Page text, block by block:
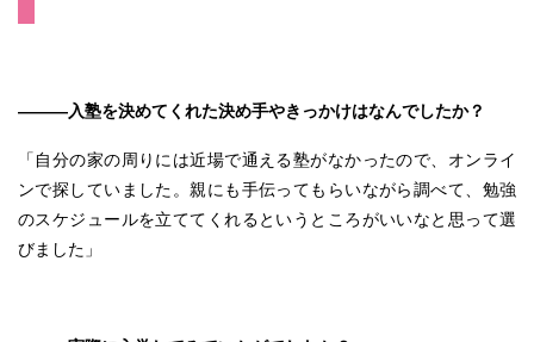
———入塾を決めてくれた決め手やきっかけはなんでしたか？
「自分の家の周りには近場で通える塾がなかったので、オンライ
ンで探していました。親にも手伝ってもらいながら調べて、勉強
のスケジュールを立ててくれるというところがいいなと思って選
びました」